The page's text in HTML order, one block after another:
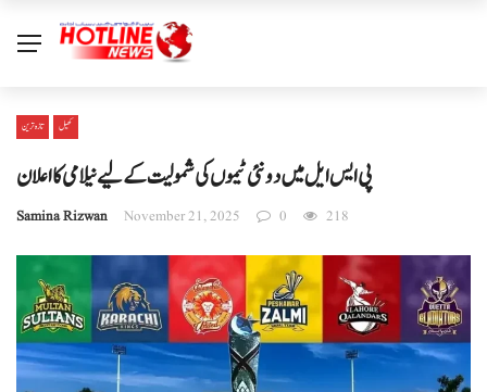
تازہ ترین کھیل
پی ایس ایل میں دو نئی ٹیموں کی شمولیت کے لیے نیلامی کا اعلان
Samina Rizwan November 21, 2025 0 218